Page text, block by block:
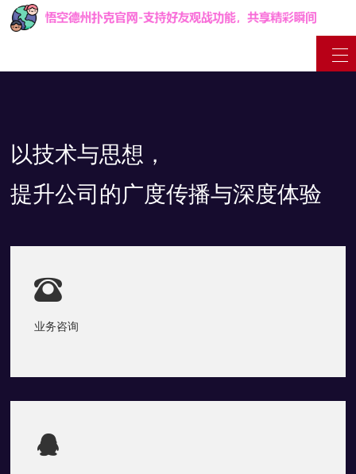
以技术与思想，
提升公司的广度传播与深度体验

业务咨询
